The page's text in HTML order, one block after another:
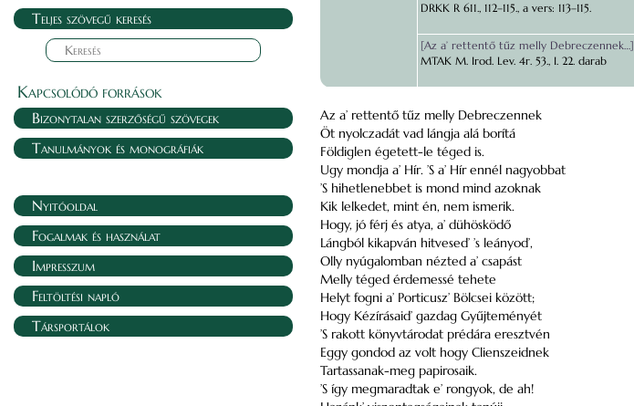
Teljes szövegű keresés
Kapcsolódó források
Bizonytalan szerzőségű szövegek
Tanulmányok és monográfiák
Nyitóoldal
Fogalmak és használat
Impresszum
Feltöltési napló
Társportálok
DRKK R 611., 112–115., a vers: 113–115.
[Az a’ rettentő tűz melly Debreczennek…]
MTAK M. Irod. Lev. 4r. 53., I. 22. darab
Az a’ rettentő tűz melly Debreczennek
Öt nyolczadát vad lángja alá borítá
Földiglen égetett-le téged is.
Ugy mondja a’ Hír. ’S a’ Hír ennél nagyobbat
’S hihetlenebbet is mond mind azoknak
Kik lelkedet, mint én, nem ismerik.
Hogy, jó férj és atya, a’ dühösködő
Lángból kikapván hitvesed’ ’s leányod’,
Olly nyúgalomban nézted a’ csapást
Melly téged érdemessé tehete
Helyt fogni a’ Porticusz’ Bölcsei között;
Hogy Kézírásaid’ gazdag Gyűjteményét
’S rakott könyvtárodat prédára eresztvén
Eggy gondod az volt hogy Clienszeidnek
Tartassanak-meg papirosaik.
’S így megmaradtak e’ rongyok, de ah!